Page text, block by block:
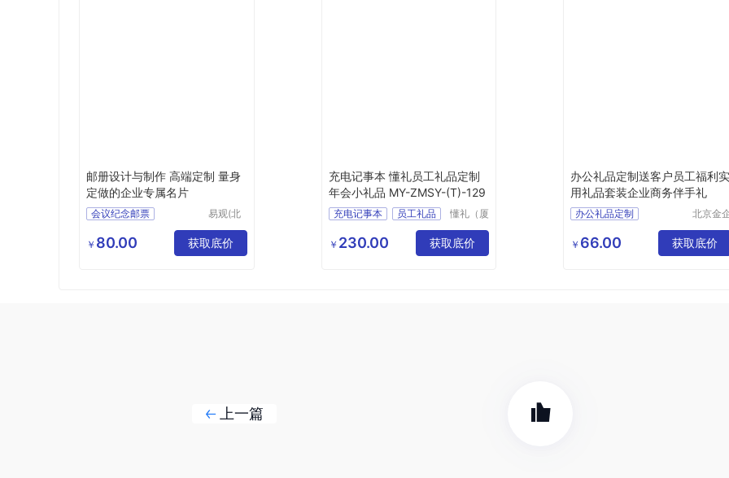
邮册设计与制作 高端定制 量身
定做的企业专属名片
会议纪念邮票
企业定制邮票
定制邮册
易观(北
传播有限
公司
￥ 80.00 获取底价
充电记事本 懂礼员工礼品定制
年会小礼品 MY-ZMSY-(T)-129
充电记事本
员工礼品
MY
ZMSY
懂礼（厦
链有限公
司
￥ 230.00 获取底价
办公礼品定制送客户员工福利
用礼品套装企业商务伴手礼
办公礼品定制
北京金
有限公
￥ 66.00 获取底价
上一篇